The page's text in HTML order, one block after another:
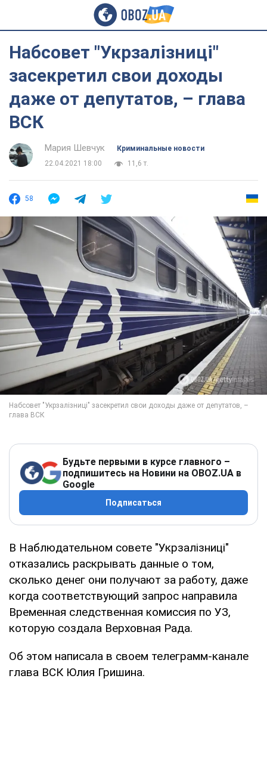
Набсовет "Укрзалізниці"
засекретил свои доходы
даже от депутатов, – глава
ВСК
Мария Шевчук
Криминальные новости
22.04.2021 18:00
11,6 т.
58
Будьте первыми в курсе главного –
подпишитесь на Новини на OBOZ.UA в
Google
Подписаться
В Наблюдательном совете "Укрзалізниці"
отказались раскрывать данные о том,
сколько денег они получают за работу, даже
когда соответствующий запрос направила
Временная следственная комиссия по УЗ,
которую создала Верховная Рада.
Об этом написала в своем телеграмм-канале
глава ВСК Юлия Гришина.